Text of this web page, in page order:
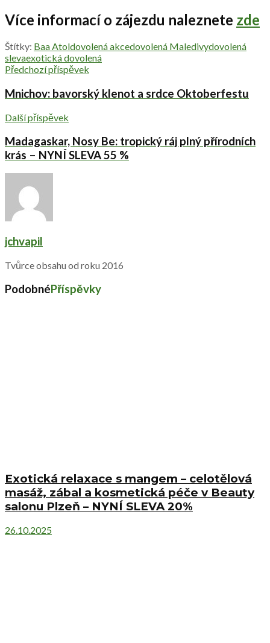
Více informací o zájezdu naleznete zde
Štítky: Baa Atoldovolená akcedovolená Maledivydovolená
slevaexotická dovolená
Předchozí příspěvek
Mnichov: bavorský klenot a srdce Oktoberfestu
Další příspěvek
Madagaskar, Nosy Be: tropický ráj plný přírodních
krás – NYNÍ SLEVA 55 %
jchvapil
Tvůrce obsahu od roku 2016
PodobnéPříspěvky
Exotická relaxace s mangem – celotělová
masáž, zábal a kosmetická péče v Beauty
salonu Plzeň – NYNÍ SLEVA 20%
26.10.2025